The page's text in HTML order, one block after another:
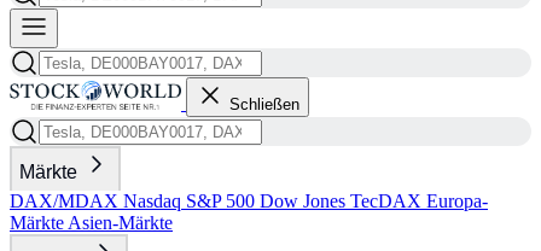
Schließen
Märkte
DAX/MDAX Nasdaq S&P 500 Dow Jones TecDAX Europa-
Märkte Asien-Märkte